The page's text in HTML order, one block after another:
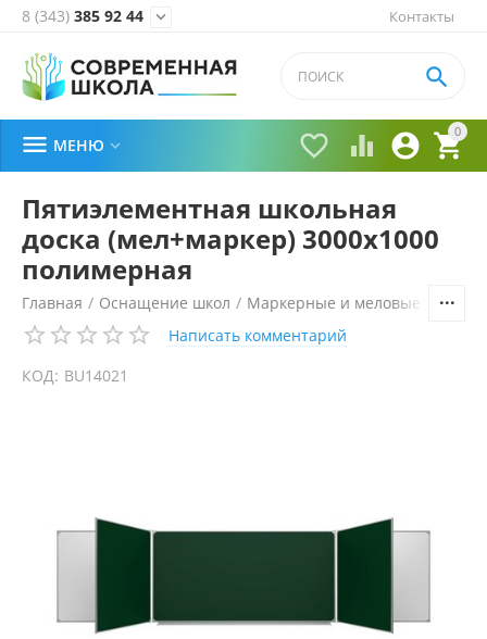
Контакты
8 (343) 385 92 44 
0


 

 МЕНЮ 
Пятиэлементная школьная
доска (мел+маркер) 3000х1000
полимерная
Главная / Оснащение школ / Маркерные и меловые доски
Написать комментарий
КОД: BU14021